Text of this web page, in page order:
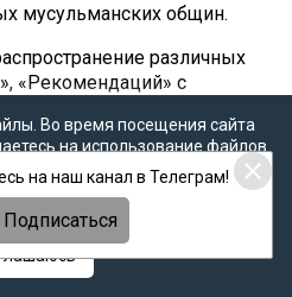
мусульманских общин.
различных
«Рекомендаций» с
празднике в СМИ
узко локальные,
«исконно
постепенно
знаковым призом
то в ауле, райцентре,
вручаемый батыру.
Во время посещения сайта
на использование файлов
уведомлением, согласием
данных,Политикой о
Политикой конфиденциальности
на наш канал в Телеграм!
Подписаться